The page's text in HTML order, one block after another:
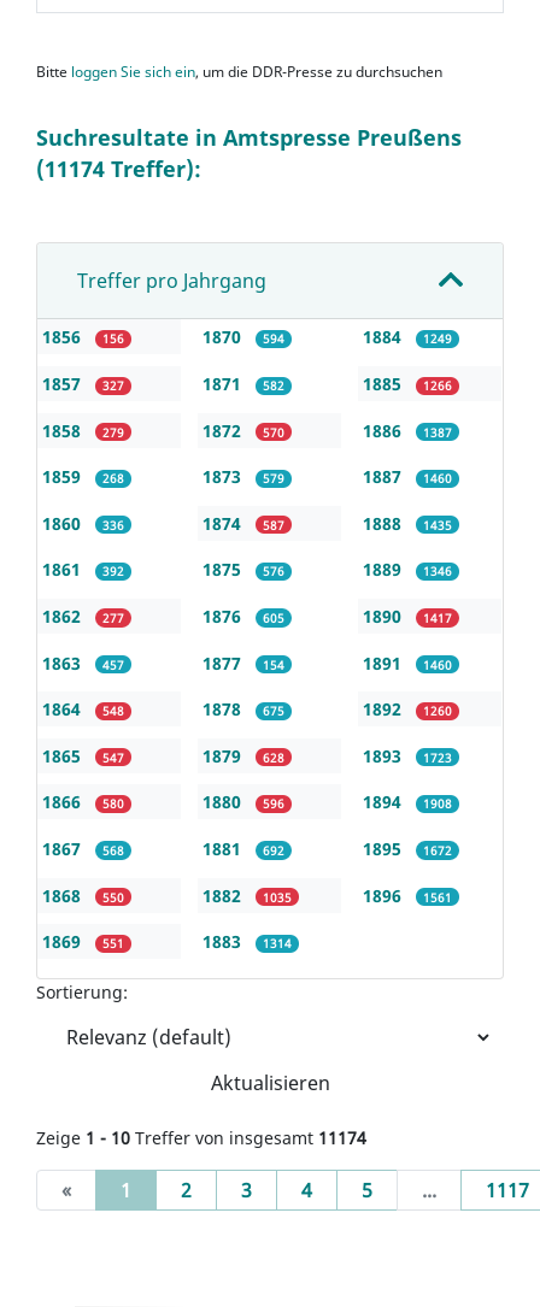
Bitte loggen Sie sich ein, um die DDR-Presse zu durchsuchen
Suchresultate in Amtspresse Preußens
(11174 Treffer):
Treffer pro Jahrgang
1856 156
1857 327
1858 279
1859 268
1860 336
1861 392
1862 277
1863 457
1864 548
1865 547
1866 580
1867 568
1868 550
1869 551
1870 594
1871 582
1872 570
1873 579
1874 587
1875 576
1876 605
1877 154
1878 675
1879 628
1880 596
1881 692
1882 1035
1883 1314
1884 1249
1885 1266
1886 1387
1887 1460
1888 1435
1889 1346
1890 1417
1891 1460
1892 1260
1893 1723
1894 1908
1895 1672
1896 1561
Sortierung:
Aktualisieren
Zeige 1 - 10 Treffer von insgesamt 11174
« 1 (current)
2 3 4 5 ... 1117